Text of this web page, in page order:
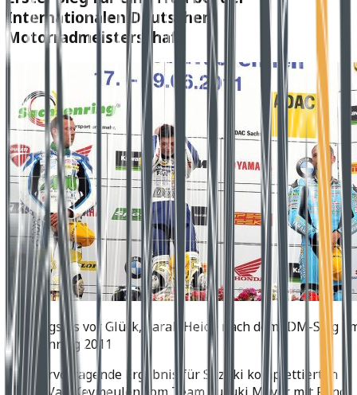
Internationalen Deutschen
Motorradmeisterschaft
Fassungslos vor Glück, Sarah Heide nach dem IDM-Sieg
Sachsenring 2011
Das hervorragende Ergebnis für Suzuki komplettierten
Didier Van Keymeulen vom Team Suzuki Mayer mit Rang